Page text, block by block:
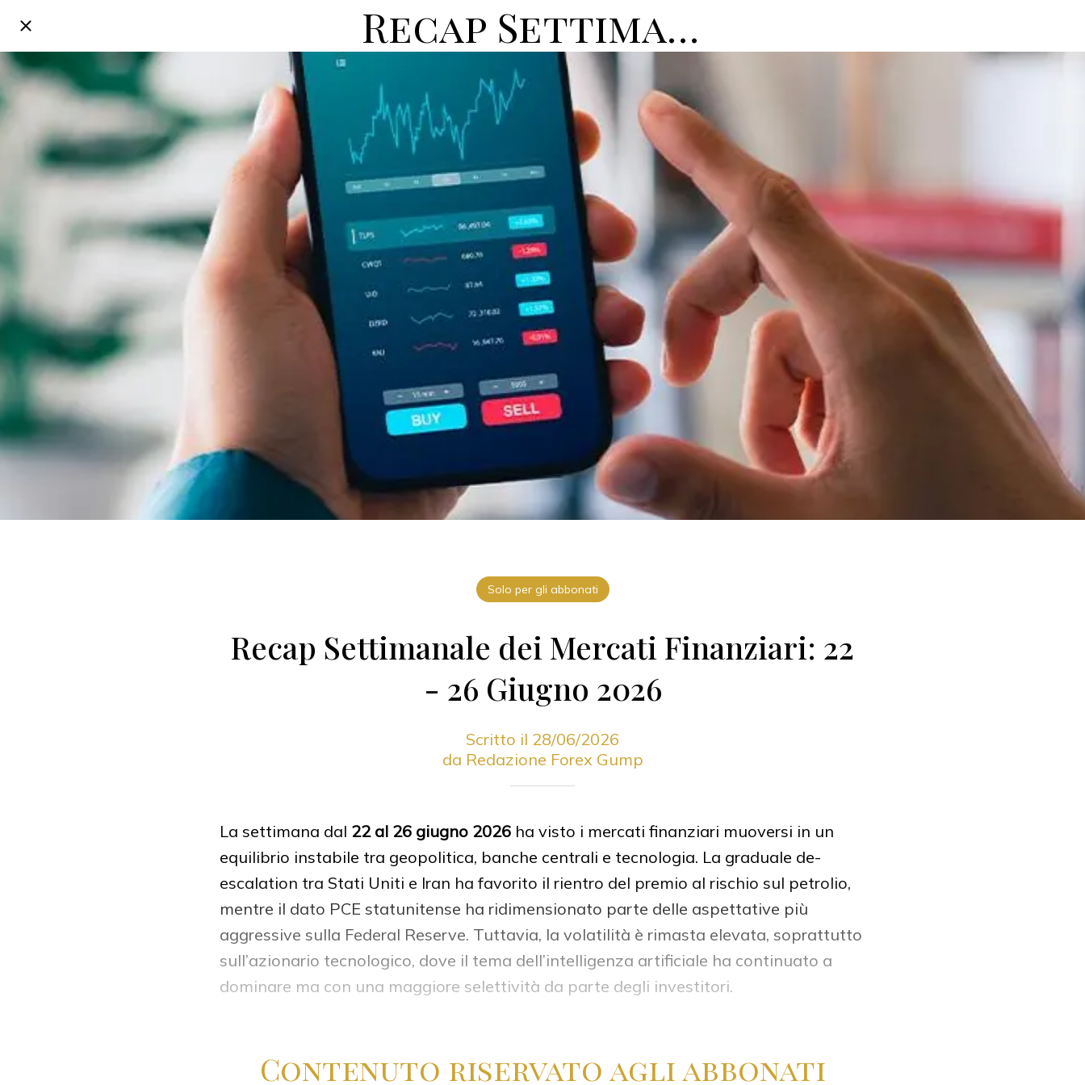
Recap Settimanale
Solo per gli abbonati
Recap Settimanale dei Mercati Finanziari: 22
- 26 Giugno 2026
Scritto il 28/06/2026
da Redazione Forex Gump
La settimana dal 22 al 26 giugno 2026 ha visto i mercati finanziari muoversi in un
equilibrio instabile tra geopolitica, banche centrali e tecnologia. La graduale de-
escalation tra Stati Uniti e Iran ha favorito il rientro del premio al rischio sul petrolio,
mentre il dato PCE statunitense ha ridimensionato parte delle aspettative più
aggressive sulla Federal Reserve. Tuttavia, la volatilità è rimasta elevata, soprattutto
sull’azionario tecnologico, dove il tema dell’intelligenza artificiale ha continuato a
dominare ma con una maggiore selettività da parte degli investitori.
Contenuto riservato agli abbonati